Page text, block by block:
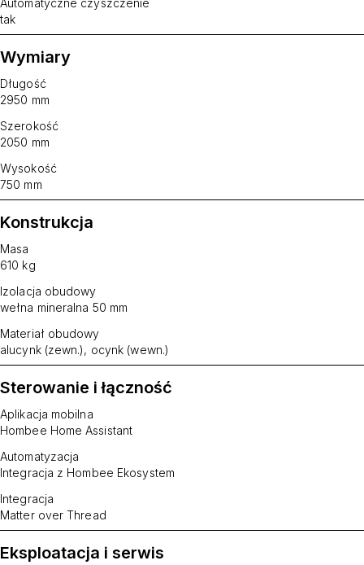
tak
Wymiary
Długość
2950 mm
Szerokość
2050 mm
Wysokość
750 mm
Konstrukcja
Masa
610 kg
Izolacja obudowy
wełna mineralna 50 mm
Materiał obudowy
alucynk (zewn.), ocynk (wewn.)
Sterowanie i łączność
Aplikacja mobilna
Hombee Home Assistant
Automatyzacja
Integracja z Hombee Ekosystem
Integracja
Matter over Thread
Eksploatacja i serwis